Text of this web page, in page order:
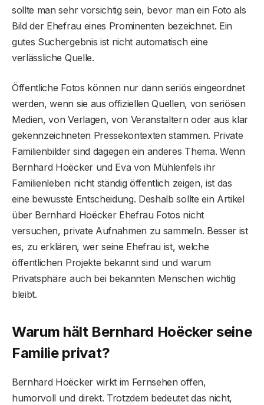
sollte man sehr vorsichtig sein, bevor man ein Foto als
Bild der Ehefrau eines Prominenten bezeichnet. Ein
gutes Suchergebnis ist nicht automatisch eine
verlässliche Quelle.
Öffentliche Fotos können nur dann seriös eingeordnet
werden, wenn sie aus offiziellen Quellen, von seriösen
Medien, von Verlagen, von Veranstaltern oder aus klar
gekennzeichneten Pressekontexten stammen. Private
Familienbilder sind dagegen ein anderes Thema. Wenn
Bernhard Hoëcker und Eva von Mühlenfels ihr
Familienleben nicht ständig öffentlich zeigen, ist das
eine bewusste Entscheidung. Deshalb sollte ein Artikel
über Bernhard Hoëcker Ehefrau Fotos nicht
versuchen, private Aufnahmen zu sammeln. Besser ist
es, zu erklären, wer seine Ehefrau ist, welche
öffentlichen Projekte bekannt sind und warum
Privatsphäre auch bei bekannten Menschen wichtig
bleibt.
Warum hält Bernhard Hoëcker seine
Familie privat?
Bernhard Hoëcker wirkt im Fernsehen offen,
humorvoll und direkt. Trotzdem bedeutet das nicht,